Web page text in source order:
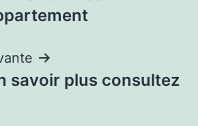
savoir plus consultez